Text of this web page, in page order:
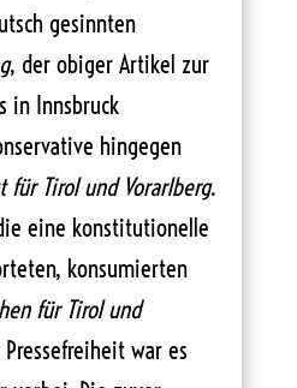
gesinnten
, der obiger Artikel zur
in Innsbruck
hingegen
für Tirol und Vorarlberg.
eine konstitutionelle
konsumierten
für Tirol und
war es